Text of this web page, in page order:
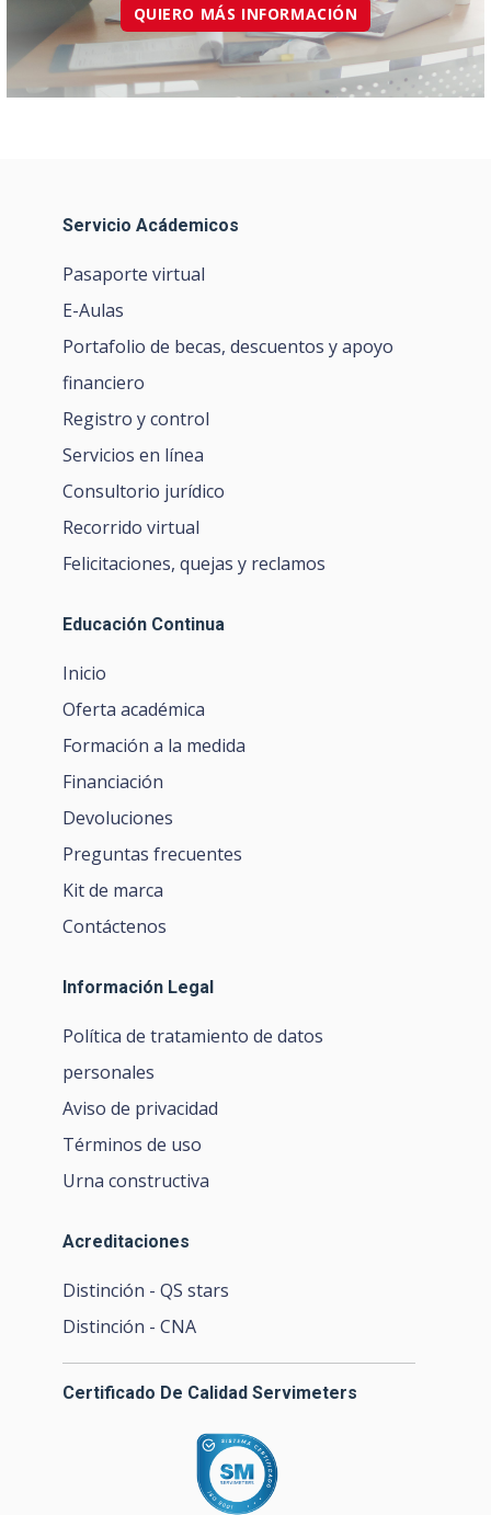
QUIERO MÁS INFORMACIÓN
Servicio Acádemicos
Pasaporte virtual
E-Aulas
Portafolio de becas, descuentos y apoyo
financiero
Registro y control
Servicios en línea
Consultorio jurídico
Recorrido virtual
Felicitaciones, quejas y reclamos
Educación Continua
Inicio
Oferta académica
Formación a la medida
Financiación
Devoluciones
Preguntas frecuentes
Kit de marca
Contáctenos
Información Legal
Política de tratamiento de datos
personales
Aviso de privacidad
Términos de uso
Urna constructiva
Acreditaciones
Distinción - QS stars
Distinción - CNA
Certificado De Calidad Servimeters